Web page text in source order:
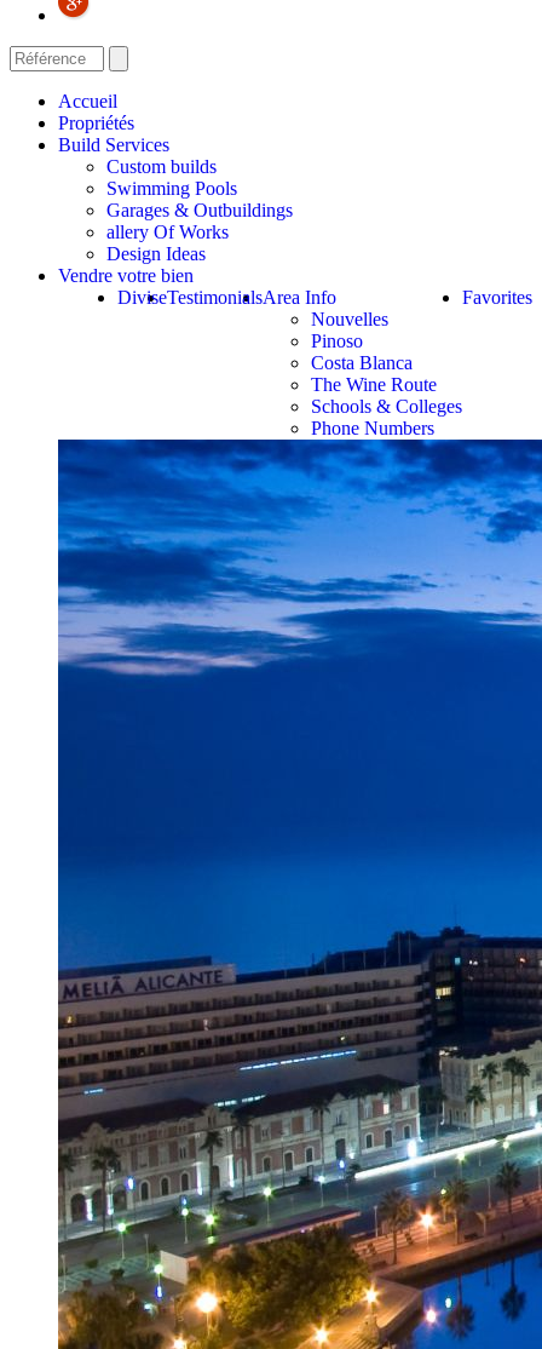
Accueil
Propriétés
Build Services
Custom builds
Swimming Pools
Garages & Outbuildings
allery Of Works
Design Ideas
Vendre votre bien
Favorites
Area Info
Nouvelles
Pinoso
Costa Blanca
The Wine Route
Schools & Colleges
Phone Numbers
Testimonials
Divise